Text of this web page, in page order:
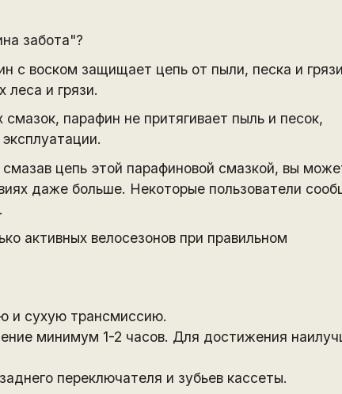
забота"?
с воском защищает цепь от пыли, песка и
леса и грязи.
парафин не притягивает пыль и песок,
цепь этой парафиновой смазкой, вы
даже больше. Некоторые пользователи
активных велосезонов при правильном
и сухую трансмиссию.
минимум 1-2 часов. Для достижения
переключателя и зубьев кассеты.